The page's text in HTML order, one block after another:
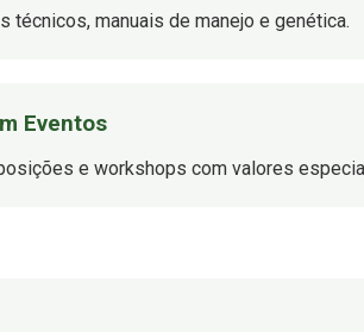
técnicos, manuais de manejo e genética.
Eventos
e workshops com valores